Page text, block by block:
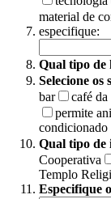
material de
especifique:
Qual tipo de
Selecione os
bar
café da
permite
condicionado
Qual tipo de
Cooperativa
Templo
Especifique